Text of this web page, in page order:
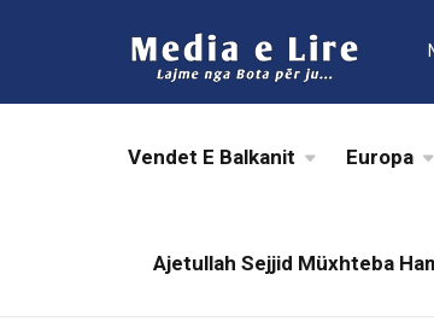
Vendet E Balkanit Europa
Ajetullah Sejjid Müxhteba